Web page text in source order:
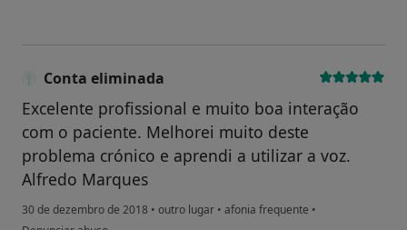
Conta eliminada
Excelente profissional e muito boa interação
com o paciente. Melhorei muito deste
problema crónico e aprendi a utilizar a voz.
Alfredo Marques
30 de dezembro de 2018 • outro lugar • afonia frequente •
na opinião do utilizador Conta eliminada